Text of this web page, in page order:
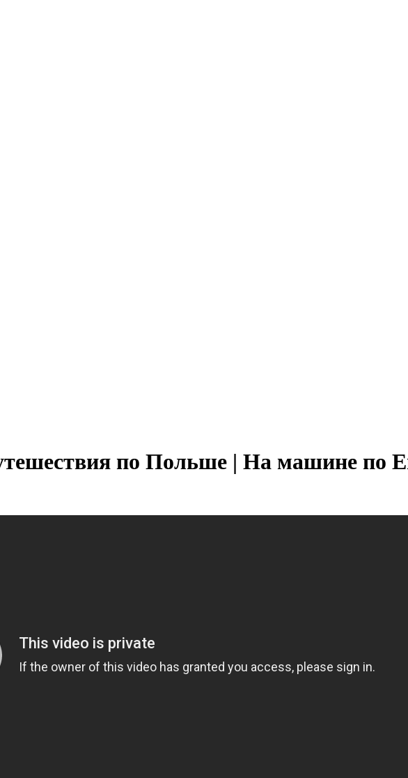
по Польше | На машине по